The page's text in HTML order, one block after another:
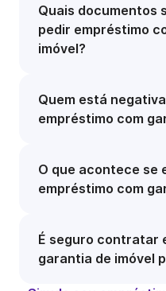
Quais documentos
pedir empréstimo
imóvel?
Quem está
empréstimo com
O que acontece se
empréstimo com
É seguro contratar
garantia de imóvel